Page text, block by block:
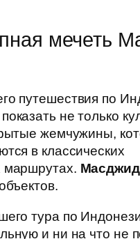
мечеть
путешествия по
не только
жемчужины,
в классических
маршрутах.
тура по
и ни на что не